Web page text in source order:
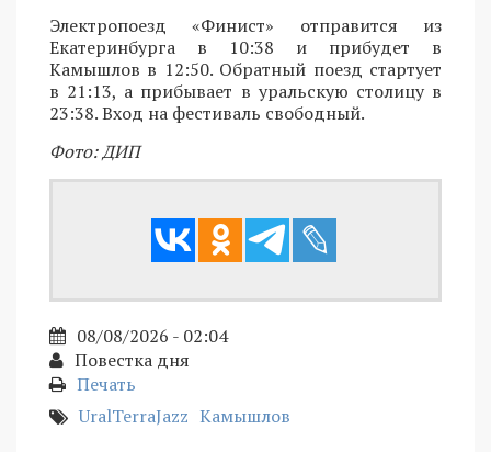
Электропоезд «Финист» отправится из
Екатеринбурга в 10:38 и прибудет в
Камышлов в 12:50. Обратный поезд стартует
в 21:13, а прибывает в уральскую столицу в
23:38. Вход на фестиваль свободный.
Фото: ДИП
08/08/2026 - 02:04
Повестка дня
Печать
UralTerraJazz Камышлов